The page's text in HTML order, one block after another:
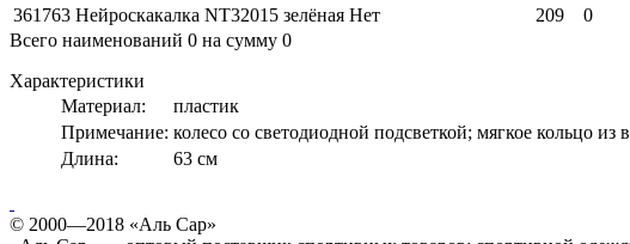
361763 Нейроскакалка NT32015 зелёная Нет 209
0
Всего наименований 0 на сумму 0
Характеристики
Материал:
пластик
Примечание: колесо со светодиодной подсветкой; мягкое кольцо
Длина:
63 см
© 2000—2018 «Аль Сар»